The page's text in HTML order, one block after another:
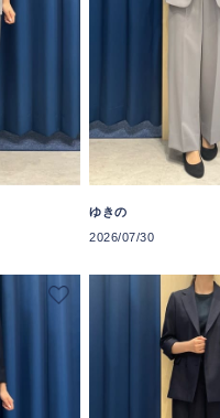
ゆきの
2026/07/30